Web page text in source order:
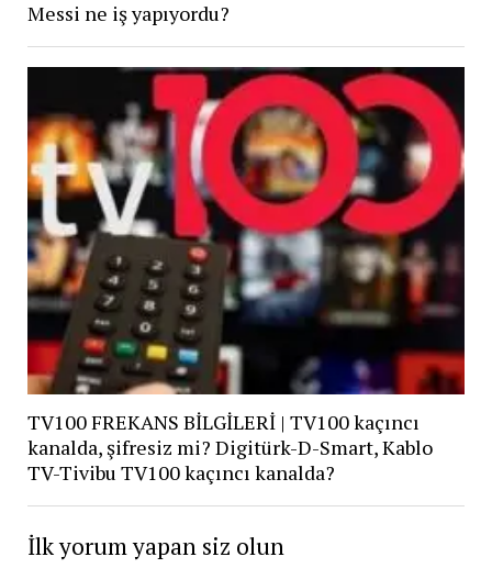
Messi ne iş yapıyordu?
TV100 FREKANS BİLGİLERİ | TV100 kaçıncı
kanalda, şifresiz mi? Digitürk-D-Smart, Kablo
TV-Tivibu TV100 kaçıncı kanalda?
İlk yorum yapan siz olun